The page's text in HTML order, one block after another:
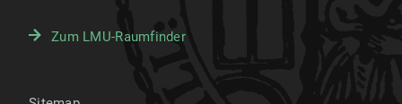
Zum LMU-Raumfinder